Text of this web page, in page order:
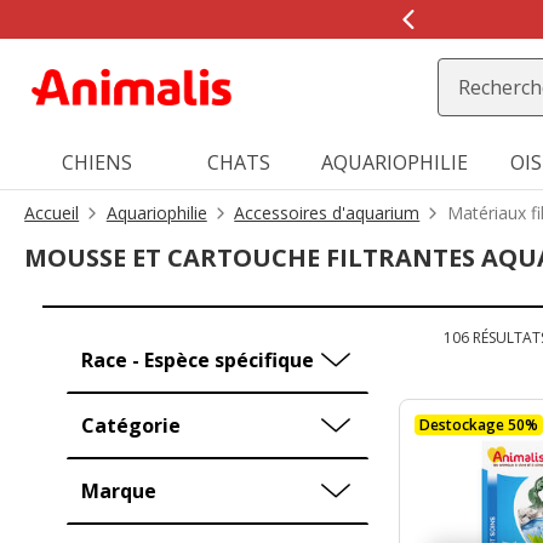
CHIENS CHATS AQUARIOPHILIE
Accueil Aquariophilie Accessoires d'aquarium Matériaux
MOUSSE ET CARTOUCHE FILTRANTES
106
Race - Espèce spécifique
Catégorie
Marque
Destockage 50%